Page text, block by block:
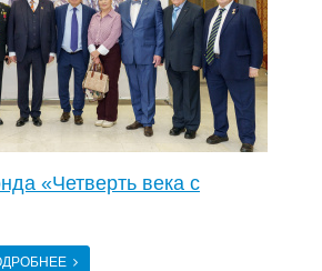
«Четверть века с